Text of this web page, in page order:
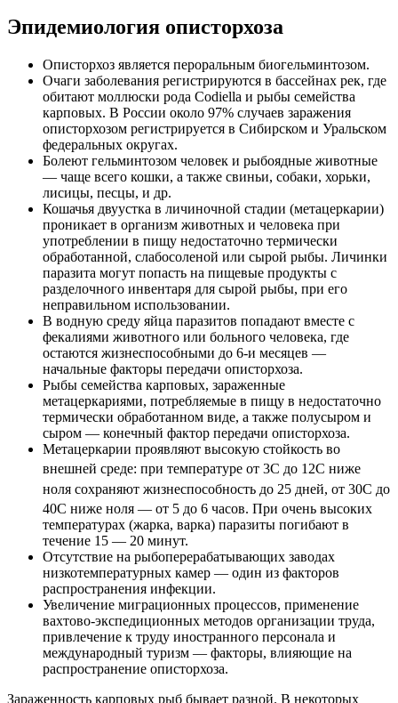
Эпидемиология описторхоза
Описторхоз является пероральным биогельминтозом.
Очаги заболевания регистрируются в бассейнах рек, где
обитают моллюски рода Codiella и рыбы семейства
карповых. В России около 97% случаев заражения
описторхозом регистрируется в Сибирском и Уральском
федеральных округах.
Болеют гельминтозом человек и рыбоядные животные
— чаще всего кошки, а также свиньи, собаки, хорьки,
лисицы, песцы, и др.
Кошачья двуустка в личиночной стадии (метацеркарии)
проникает в организм животных и человека при
употреблении в пищу недостаточно термически
обработанной, слабосоленой или сырой рыбы. Личинки
паразита могут попасть на пищевые продукты с
разделочного инвентаря для сырой рыбы, при его
неправильном использовании.
В водную среду яйца паразитов попадают вместе с
фекалиями животного или больного человека, где
остаются жизнеспособными до 6-и месяцев —
начальные факторы передачи описторхоза.
Рыбы семейства карповых, зараженные
метацеркариями, потребляемые в пищу в недостаточно
термически обработанном виде, а также полусыром и
сыром — конечный фактор передачи описторхоза.
Метацеркарии проявляют высокую стойкость во
внешней среде: при температуре от 3С до 12С ниже
ноля сохраняют жизнеспособность до 25 дней, от 30С до
40С ниже ноля — от 5 до 6 часов. При очень высоких
температурах (жарка, варка) паразиты погибают в
течение 15 — 20 минут.
Отсутствие на рыбоперерабатывающих заводах
низкотемпературных камер — один из факторов
распространения инфекции.
Увеличение миграционных процессов, применение
вахтово-экспедиционных методов организации труда,
привлечение к труду иностранного персонала и
международный туризм — факторы, влияющие на
распространение описторхоза.
Зараженность карповых рыб бывает разной. В некоторых